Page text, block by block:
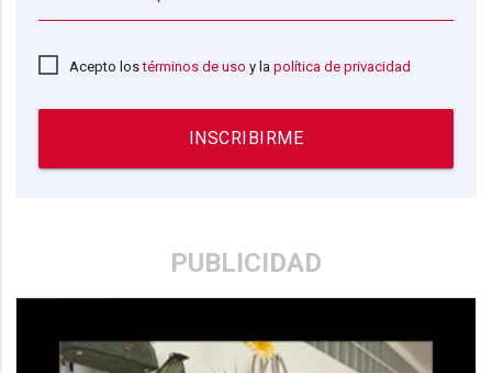
Acepto lostérminos de uso y lapolítica de privacidad
INSCRIBIRME
PUBLICIDAD